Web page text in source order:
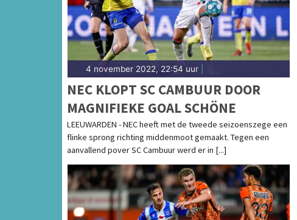
4 november 2022, 22:54 uur
NEC KLOPT SC CAMBUUR DOOR
MAGNIFIEKE GOAL SCHÖNE
LEEUWARDEN - NEC heeft met de tweede seizoenszege een
flinke sprong richting middenmoot gemaakt. Tegen een
aanvallend pover SC Cambuur werd er in [...]